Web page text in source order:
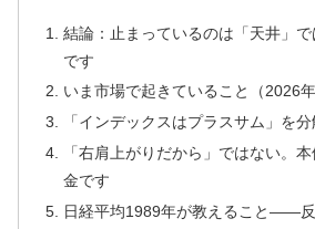
結論：止まっているのは「天井」で
です
いま市場で起きていること（2026年
「インデックスはプラスサム」を分
「右肩上がりだから」ではない。
金です
日経平均1989年が教えること——